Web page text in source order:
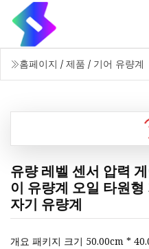
홈페이지 / 제품 / 기어 유량계
유량 레벨 센서 압력
이 유량계 오일 타원
자기 유량계
개요 패키지 크기 50.00cm *